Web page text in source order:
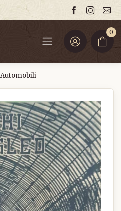
0
Automobili